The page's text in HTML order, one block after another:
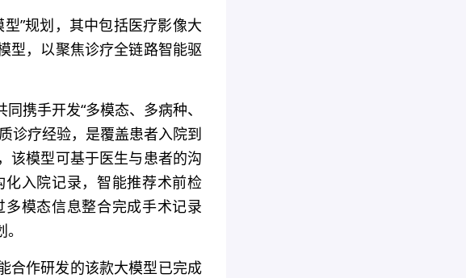
”规划，其中包括医疗影像大
型，以聚焦诊疗全链路智能驱
携手开发“多模态、多病种、
诊疗经验，是覆盖患者入院到
该模型可基于医生与患者的沟
入院记录，智能推荐术前检
模态信息整合完成手术记录
合作研发的该款大模型已完成